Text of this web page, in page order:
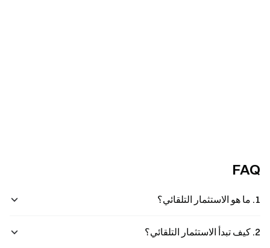
FAQ
1. ما هو الاستثمار التلقائي؟
2. كيف تبدأ الاستثمار التلقائي؟